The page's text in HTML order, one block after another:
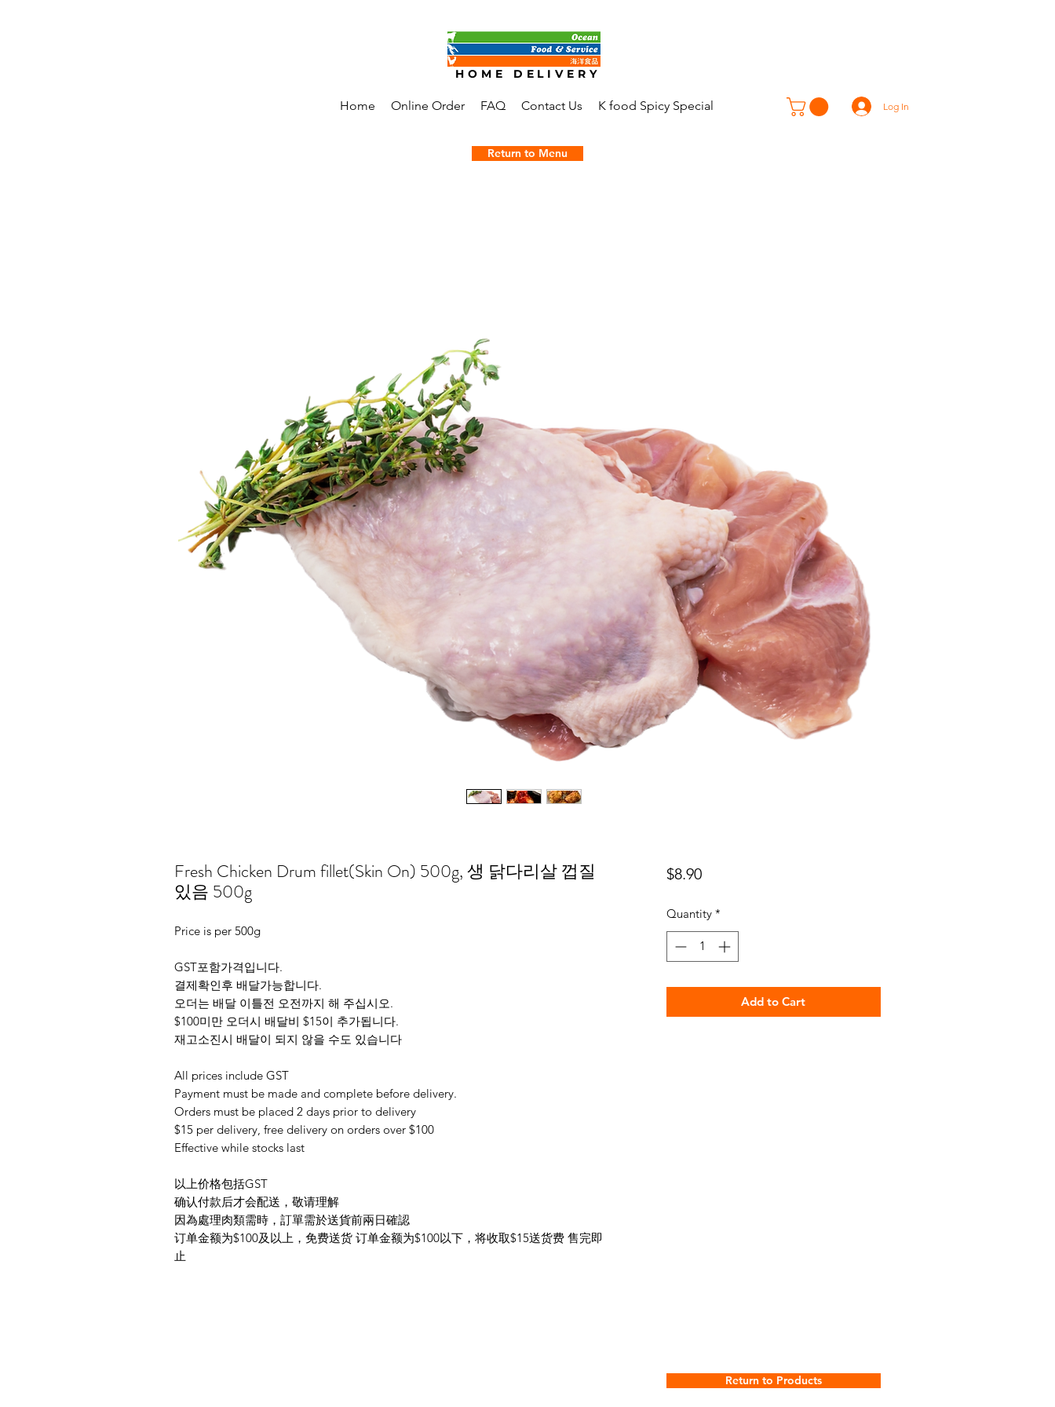
HOME DELIVERY
Home Online Order FAQ Contact Us K food Spicy Special Log In
Return to Menu
Fresh Chicken Drum fillet(Skin On) 500g, 생 닭다리살 껍질
있음 500g
Price is per 500g
GST포함가격입니다.
결제확인후 배달가능합니다.
오더는 배달 이틀전 오전까지 해 주십시오.
$100미만 오더시 배달비 $15이 추가됩니다.
재고소진시 배달이 되지 않을 수도 있습니다
All prices include GST
Payment must be made and complete before delivery.
Orders must be placed 2 days prior to delivery
$15 per delivery, free delivery on orders over $100
Effective while stocks last
以上价格包括GST
确认付款后才会配送，敬请理解
因為處理肉類需時，訂單需於送貨前兩日確認
订单金额为$100及以上，免费送货 订单金额为$100以下，将收取$15送货费 售完即
止
$8.90Price
Quantity *
Add to Cart
Return to Products